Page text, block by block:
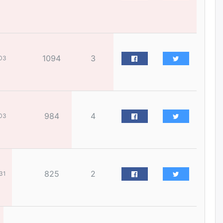
зогсоож, Арабын орнуудаас
Худалдагч Н.Амарзаяа:
дүүрдэг
АИ-92 шатахууны нийлүүлэлт
1094 3
984 4
825 2